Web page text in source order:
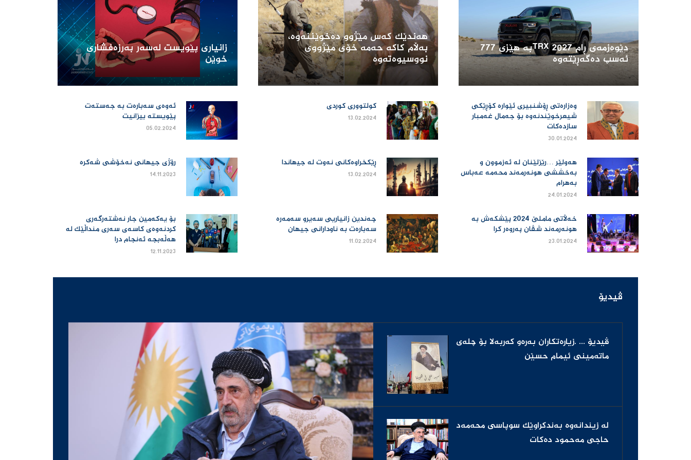
دێوەزمەی ڕام 2027 TRXبە هێزی 777
ئەسپ دەگەڕێتەوە
وه‌زاره‌تى ڕۆشنبیرى ئێواره‌ کۆڕێکى
شیعرخوێندنه‌وه‌ بۆ جه‌مال غه‌مبار
سازده‌کات
30.01.2024
هه‌ولێر …رێزلێنان له‌ ئه‌زموون و
به‌خششى هونه‌رمه‌ند محه‌مه‌ عه‌باس
به‌هرام
24.01.2024
خه‌ڵاتى ماملێ 2024 پێشکه‌ش به‌
هونه‌رمه‌ند شڤان په‌روه‌ر کرا
23.01.2024
هەندێک کەس مێژوو دەخوێننەوە،
بەڵام کاکە حەمە خۆی مێژووی
نووسیوەتەوە
کولتووری کوردی
13.02.2024
ڕێکخراوەکانی نەوت لە جیھاندا
13.02.2024
چه‌ندین زانیاریى سه‌یرو سه‌مه‌ره‌
سه‌باره‌ت به‌ ناودارانى جیهان
11.02.2024
زانیارى پێویست له‌سه‌ر به‌رزه‌فشارى
خوێن
ئه‌وه‌ى سه‌باره‌ت به‌ جه‌سته‌ت
پێویسته‌ بیزانیت
05.02.2024
رۆژی جیهانی نەخۆشی شەکرە
14.11.2023
بۆ یەكەمین جار نەشتەرگەری
كردنەوەی كاسەی سەری منداڵێك لە
هەڵەبجە ئەنجام درا
12.11.2023
ڤیدیۆ
ڤیدیۆ ... .زیاره‌تکاران به‌ره‌و که‌ربه‌لا بۆ چله‌ى
ماته‌مینى ئیمام حسێن
له‌ زیندانه‌وه‌ به‌ندكراوێك سوپاسی محه‌مه‌د
حاجی مه‌حمود ده‌كات